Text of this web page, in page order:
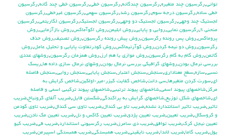
تواني,رگرسيون چند متغيره,رگرسيون چندگانه,رگرسيون خطي,رگرسيون خطي چند گانه,رگرسيون
خطي ساده,رگرسيون درجه سوم,رگرسيون رشد,رگرسيون سهمي,رگرسيون غيرخطي,رگرسيون
لجستيك چند وجهي,رگرسيون لجستيك دو وجهي,رگرسيون لجستيک,رگرسيون لگاريتمي,رگرسيون
منحني s
,رگرسيون نمايي,روايي و پايايي,روش ابليمن,روش اكوآماكس,روش بازآزمايي,روش
پروماكس,روش پس رونده رگرسيون,روش پيش رونده رگرسيون,روش تصنيف,روش حذف
رگرسيون,روش دو نيمه كردن,روش كوآرتيماكس,روش كودرتفاوت پايايي و تحليل عامل,روش
گاتمن,روش گام به گام رگرسيون,روش موازي يا هم ارز ,روش همزمان رگرسيون,روشهاي عددي
بررسي نرمال بودن,روشهاي گرافيكي بررسي نرمال بودن,روشهاي نرمال سازي داده ها,ريسك
نسبي,سازه,سطح معناداري,سنجش,سنجش اعتبار ,سنجش پايايي,سنجش روايي,سنجش فاصله
اي,سورت كردن متغيرها,سي دانت,شاخص كفايت كيزر-مير-اولكين,شاخص گرايش به
مركز ,شاخصهاي پيوند اسمي,شاخصهاي پيوند ترتيبي,شاخصهاي پيوند تركيبي اسمي و فاصله
اي,شاخصهاي شكل توزيع,شاخصهاي گرايش به پراكندگي,شكستن فايل,ضريب آلفاي کرونباخ,ضريب
تاثير ,ضريب تاثير استانتدارد نشده,ضريب تاو بي كندال,ضريب تاوي سي كندال,ضريب تاوي گودمن
و كروسكال,ضريب تعيين,ضريب تعيين پژدو,ضريب تعيين كاكس و نل,ضريب تعيين مك نادن,ضريب
تعيين نيجل كرك,ضريب توافق,ضريب دي سامرز ,ضريب رگرسيوني استاندارد,ضريب في,ضريب كيو
يول,ضريب گاما,ضريب لاندا,ضريب نايقيني,ضريب همبستگي,ضريب همبستگي اسپيرمن,ضريب